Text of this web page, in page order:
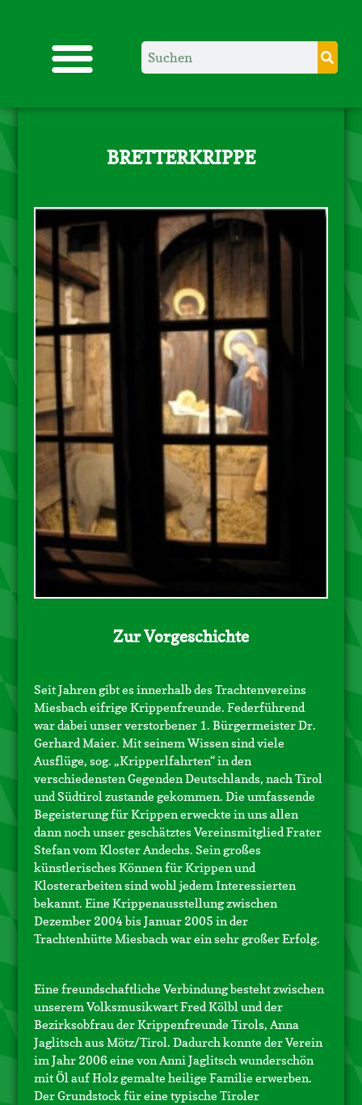
BRETTERKRIPPE
Zur Vorgeschichte
Seit Jahren gibt es innerhalb des Trachtenvereins
Miesbach eifrige Krippenfreunde. Federführend
war dabei unser verstorbener 1. Bürgermeister Dr.
Gerhard Maier. Mit seinem Wissen sind viele
Ausflüge, sog. „Kripperlfahrten“ in den
verschiedensten Gegenden Deutschlands, nach Tirol
und Südtirol zustande gekommen. Die umfassende
Begeisterung für Krippen erweckte in uns allen
dann noch unser geschätztes Vereinsmitglied Frater
Stefan vom Kloster Andechs. Sein großes
künstlerisches Können für Krippen und
Klosterarbeiten sind wohl jedem Interessierten
bekannt. Eine Krippenausstellung zwischen
Dezember 2004 bis Januar 2005 in der
Trachtenhütte Miesbach war ein sehr großer Erfolg.
Eine freundschaftliche Verbindung besteht zwischen
unserem Volksmusikwart Fred Kölbl und der
Bezirksobfrau der Krippenfreunde Tirols, Anna
Jaglitsch aus Mötz/Tirol. Dadurch konnte der Verein
im Jahr 2006 eine von Anni Jaglitsch wunderschön
mit Öl auf Holz gemalte heilige Familie erwerben.
Der Grundstock für eine typische Tiroler